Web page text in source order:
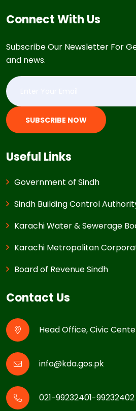
Connect With Us
Subscribe Our Newsletter For
and news.
SUBSCRIBE NOW
Useful Links
Government of Sindh
Sindh Building Control
Karachi Water & Sewerage
Karachi Metropolitan
Board of Revenue Sindh
Contact Us
Head Office, Civic
info@kda.gos.pk
021-99232401-99232402